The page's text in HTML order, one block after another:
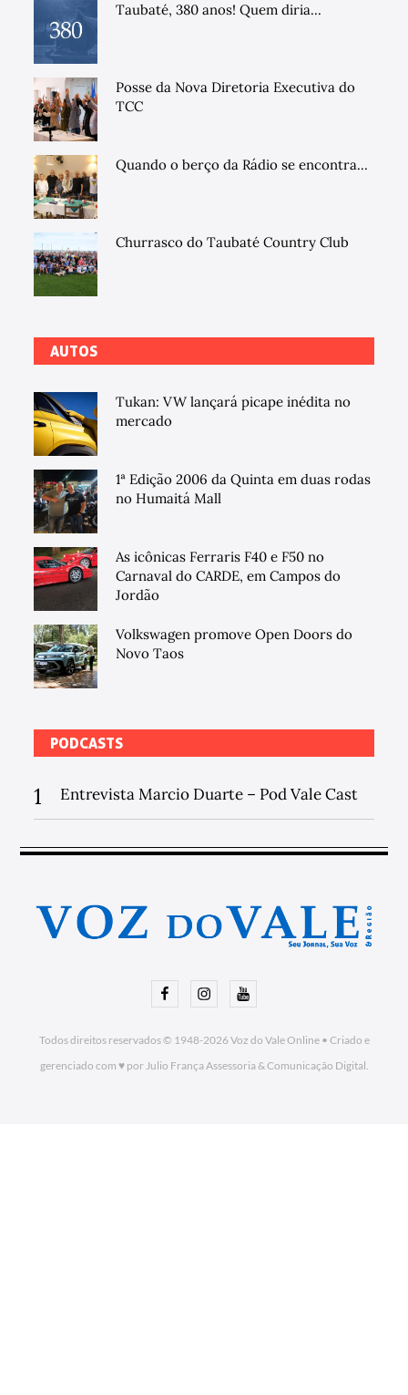
Taubaté, 380 anos! Quem diria...
Posse da Nova Diretoria Executiva do
TCC
Quando o berço da Rádio se encontra...
Churrasco do Taubaté Country Club
AUTOS
Tukan: VW lançará picape inédita no
mercado
1ª Edição 2006 da Quinta em duas rodas
no Humaitá Mall
As icônicas Ferraris F40 e F50 no
Carnaval do CARDE, em Campos do
Jordão
Volkswagen promove Open Doors do
Novo Taos
PODCASTS
1 Entrevista Marcio Duarte – Pod Vale Cast
FacebookInstagramYoutube
Todos direitos reservados © 1948-2026Voz do Vale Online• Criado e
gerenciado com ♥ por Julio França Assessoria& Comunicação Digital.